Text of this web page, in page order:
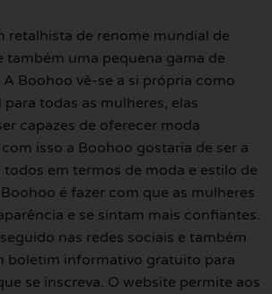
retalhista de renome mundial de
também uma pequena gama de
Boohoo vê-se a si própria como
todas as mulheres, elas
capazes de oferecer moda
isso a Boohoo gostaria de ser a
todos em termos de moda e estilo de
é fazer com que as mulheres
e se sintam mais confiantes.
nas redes sociais e também
boletim informativo gratuito para
se inscreva. O website permite aos